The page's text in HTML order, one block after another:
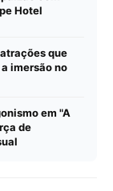
Hotel
que
imersão no
em "A
de